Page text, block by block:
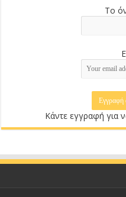
Το
Κάντε εγγραφή για